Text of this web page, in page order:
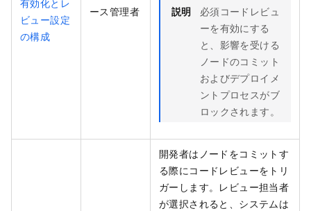
ビュー設定
の構成
ース管理者
説明
必須コードレビュ
ーを有効にする
と、影響を受ける
ノードのコミット
およびデプロイメ
ントプロセスがブ
ロックされます。
開発者はノードをコミットす
る際にコードレビューをトリ
ガーします。レビュー担当者
が選択されると、システムは